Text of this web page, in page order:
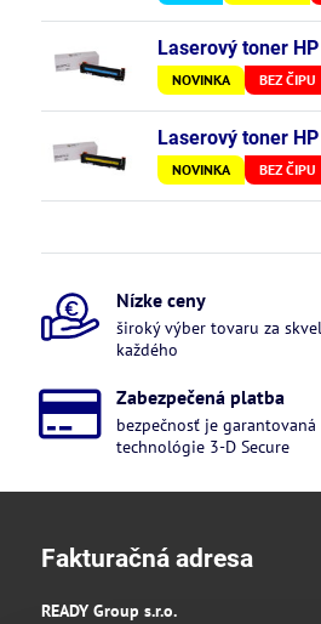
Laserový toner
NOVINKA BEZ ČIPU
Laserový toner
NOVINKA BEZ ČIPU
Nízke ceny
široký výber tovaru za
každého
Zabezpečená platba
bezpečnosť je
technológie 3-D Secure
Fakturačná adresa
READY Group s.r.o.